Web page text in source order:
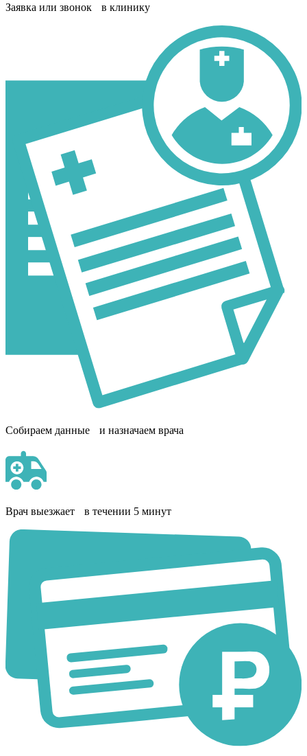
Заявка или звонок в клинику
Собираем данные и назначаем врача
Врач выезжает в течении 5 минут